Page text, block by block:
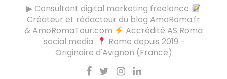
▶ Consultant digital marketing freelance
Créateur et rédacteur du blog AmoRoma.fr
& AmoRomaTour.com
Accrédité AS Roma
'social media'
Rome depuis 2019 -
Originaire d'Avignon (France)